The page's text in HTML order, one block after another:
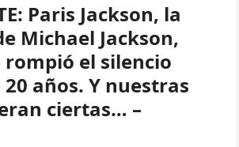
Paris Jackson, la
Michael Jackson,
el silencio
20 años. Y nuestras
ciertas… –